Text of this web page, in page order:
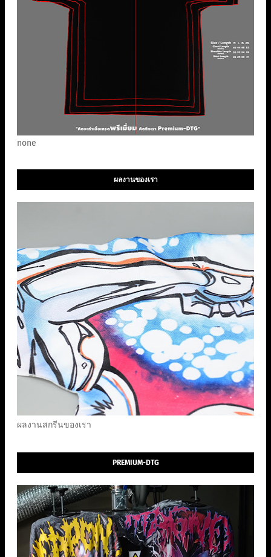
none
ผลงานของเรา
ผลงานสกรีนของเรา
PREMIUM-DTG